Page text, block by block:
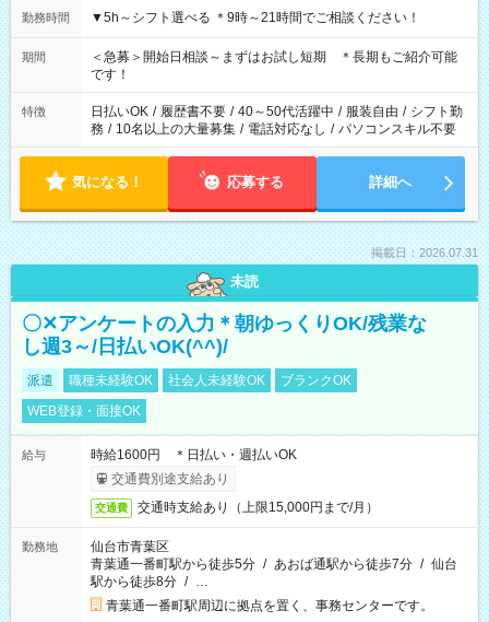
勤務時間 ▼5h～シフト選べる ＊9時～21時間でご相談ください！
期間
＜急募＞開始日相談～まずはお試し短期 ＊長期もご紹介可能
です！
特徴 日払いOK / 履歴書不要 / 40～50代活躍中 / 服装自由 / シフト勤
務 / 10名以上の大量募集 / 電話対応なし / パソコンスキル不要
気になる！ 応募する 詳細へ
掲載日：2026.07.31
未読
〇✕アンケートの入力＊朝ゆっくりOK/残業な
し週3～/日払いOK(^^)/
派遣 職種未経験OK 社会人未経験OK
ブランクOK
WEB登録・面接OK
給与
時給1600円 ＊日払い・週払いOK
交通費別途支給あり
交通費 交通時支給あり（上限15,000円まで/月）
勤務地
仙台市青葉区
青葉通一番町駅から徒歩5分 / あおば通駅から徒歩7分 / 仙台
駅から徒歩8分 / …
青葉通一番町駅周辺に拠点を置く、事務センターです。